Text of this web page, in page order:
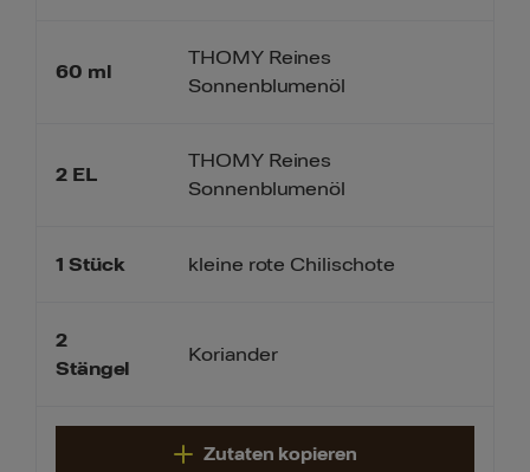
60 ml
2 EL
1 Stück
2
Stängel
THOMY Reines
Sonnenblumenöl
THOMY Reines
Sonnenblumenöl
kleine rote Chilischote
Koriander
Zutaten kopieren